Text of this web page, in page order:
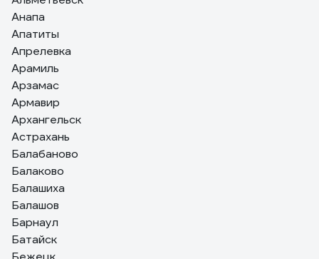
Анапа
Апатиты
Апрелевка
Арамиль
Арзамас
Армавир
Архангельск
Астрахань
Балабаново
Балаково
Балашиха
Балашов
Барнаул
Батайск